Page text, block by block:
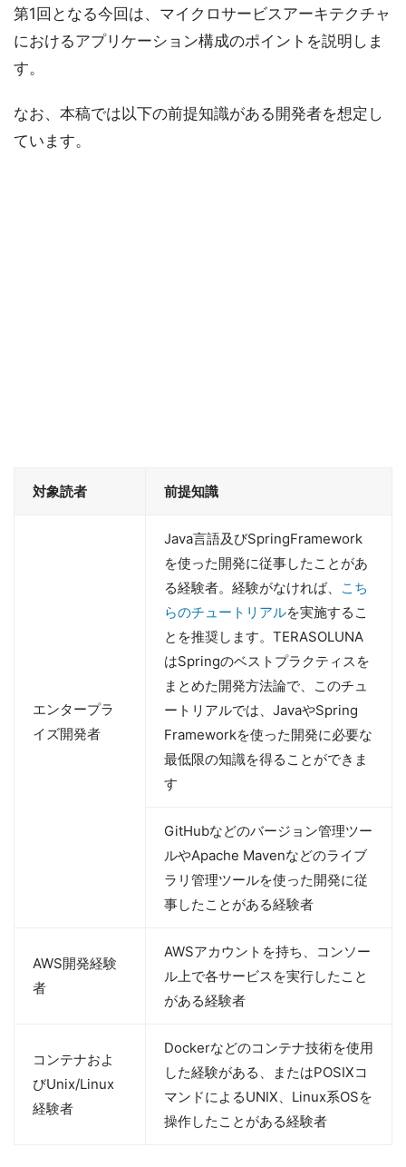
第1回となる今回は、マイクロサービスアーキテクチャ
におけるアプリケーション構成のポイントを説明しま
す。
なお、本稿では以下の前提知識がある開発者を想定し
ています。
対象読者 前提知識
エンタープラ
イズ開発者
Java言語及びSpringFramework
を使った開発に従事したことがあ
る経験者。経験がなければ、
こち
らのチュートリアルを実施するこ
とを推奨します。TERASOLUNA
はSpringのベストプラクティスを
まとめた開発方法論で、このチュ
ートリアルでは、JavaやSpring
Frameworkを使った開発に必要な
最低限の知識を得ることができま
す
GitHubなどのバージョン管理ツー
ルやApache Mavenなどのライブ
ラリ管理ツールを使った開発に従
事したことがある経験者
AWS開発経験
者
AWSアカウントを持ち、コンソー
ル上で各サービスを実行したこと
がある経験者
コンテナおよ
びUnix/Linux
経験者
Dockerなどのコンテナ技術を使用
した経験がある、またはPOSIXコ
マンドによるUNIX、Linux系OSを
操作したことがある経験者